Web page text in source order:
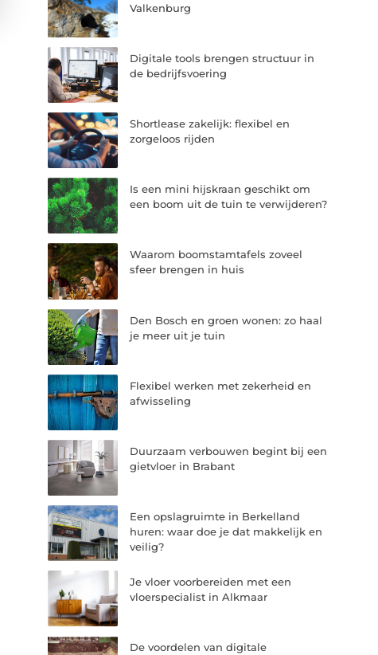
Valkenburg
Digitale tools brengen structuur in
de bedrijfsvoering
Shortlease zakelijk: flexibel en
zorgeloos rijden
Is een mini hijskraan geschikt om
een boom uit de tuin te verwijderen?
Waarom boomstamtafels zoveel
sfeer brengen in huis
Den Bosch en groen wonen: zo haal
je meer uit je tuin
Flexibel werken met zekerheid en
afwisseling
Duurzaam verbouwen begint bij een
gietvloer in Brabant
Een opslagruimte in Berkelland
huren: waar doe je dat makkelijk en
veilig?
Je vloer voorbereiden met een
vloerspecialist in Alkmaar
De voordelen van digitale